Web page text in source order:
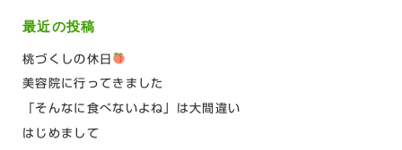
最近の投稿
桃づくしの休日
美容院に行ってきました
「そんなに食べないよね」は大間違い
はじめまして